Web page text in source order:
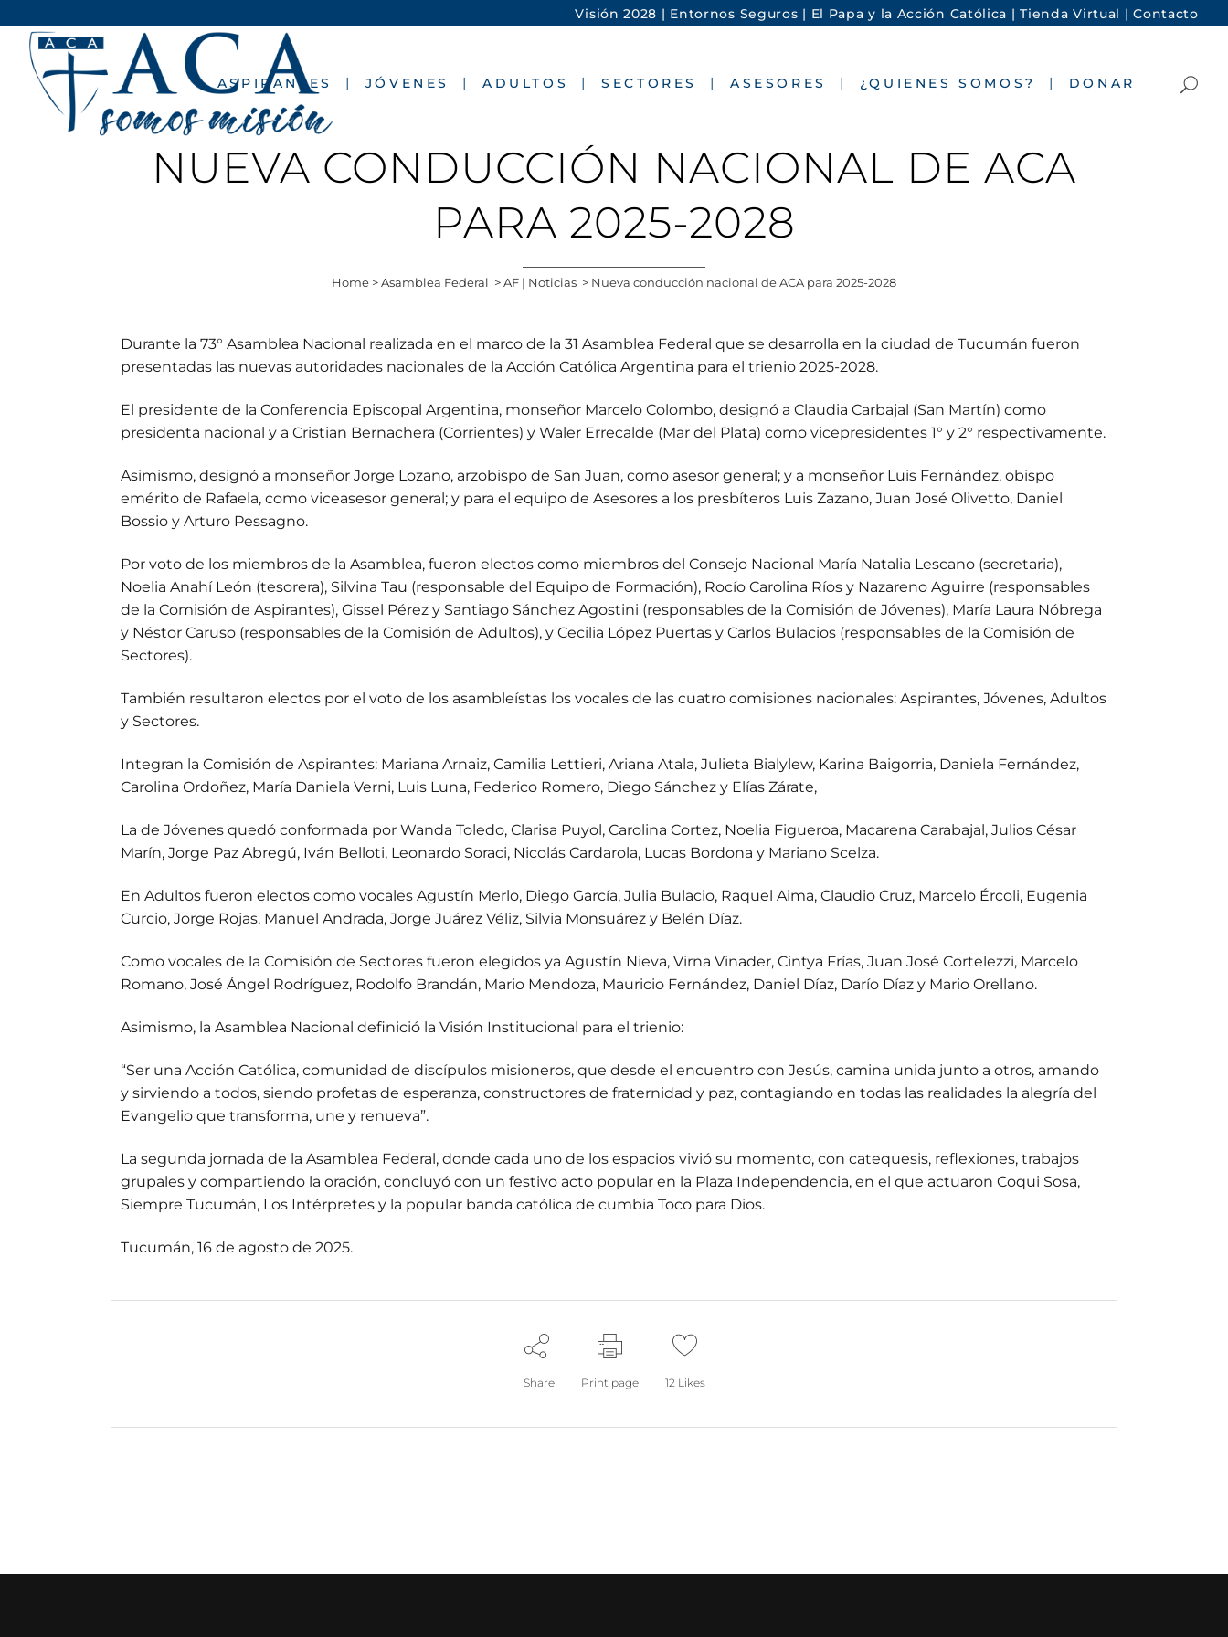
Visión 2028 | Entornos Seguros | El Papa y la Acción Católica |Tienda Virtual |Contacto
ASPIRANTES JÓVENES ADULTOS SECTORES ASESORES ¿QUIENES SOMOS? DONAR
NUEVA CONDUCCIÓN NACIONAL DE ACA
PARA 2025-2028
Home >Asamblea Federal >AF | Noticias > Nueva conducción nacional de ACA para 2025-2028
Durante la 73° Asamblea Nacional realizada en el marco de la 31 Asamblea Federal que se desarrolla en la ciudad de Tucumán fueron
presentadas las nuevas autoridades nacionales de la Acción Católica Argentina para el trienio 2025-2028.
El presidente de la Conferencia Episcopal Argentina, monseñor Marcelo Colombo, designó a Claudia Carbajal (San Martín) como
presidenta nacional y a Cristian Bernachera (Corrientes) y Waler Errecalde (Mar del Plata) como vicepresidentes 1° y 2° respectivamente.
Asimismo, designó a monseñor Jorge Lozano, arzobispo de San Juan, como asesor general; y a monseñor Luis Fernández, obispo
emérito de Rafaela, como viceasesor general; y para el equipo de Asesores a los presbíteros Luis Zazano, Juan José Olivetto, Daniel
Bossio y Arturo Pessagno.
Por voto de los miembros de la Asamblea, fueron electos como miembros del Consejo Nacional María Natalia Lescano (secretaria),
Noelia Anahí León (tesorera), Silvina Tau (responsable del Equipo de Formación), Rocío Carolina Ríos y Nazareno Aguirre (responsables
de la Comisión de Aspirantes), Gissel Pérez y Santiago Sánchez Agostini (responsables de la Comisión de Jóvenes), María Laura Nóbrega
y Néstor Caruso (responsables de la Comisión de Adultos), y Cecilia López Puertas y Carlos Bulacios (responsables de la Comisión de
Sectores).
También resultaron electos por el voto de los asambleístas los vocales de las cuatro comisiones nacionales: Aspirantes, Jóvenes, Adultos
y Sectores.
Integran la Comisión de Aspirantes: Mariana Arnaiz, Camilia Lettieri, Ariana Atala, Julieta Bialylew, Karina Baigorria, Daniela Fernández,
Carolina Ordoñez, María Daniela Verni, Luis Luna, Federico Romero, Diego Sánchez y Elías Zárate,
La de Jóvenes quedó conformada por Wanda Toledo, Clarisa Puyol, Carolina Cortez, Noelia Figueroa, Macarena Carabajal, Julios César
Marín, Jorge Paz Abregú, Iván Belloti, Leonardo Soraci, Nicolás Cardarola, Lucas Bordona y Mariano Scelza.
En Adultos fueron electos como vocales Agustín Merlo, Diego García, Julia Bulacio, Raquel Aima, Claudio Cruz, Marcelo Ércoli, Eugenia
Curcio, Jorge Rojas, Manuel Andrada, Jorge Juárez Véliz, Silvia Monsuárez y Belén Díaz.
Como vocales de la Comisión de Sectores fueron elegidos ya Agustín Nieva, Virna Vinader, Cintya Frías, Juan José Cortelezzi, Marcelo
Romano, José Ángel Rodríguez, Rodolfo Brandán, Mario Mendoza, Mauricio Fernández, Daniel Díaz, Darío Díaz y Mario Orellano.
Asimismo, la Asamblea Nacional definició la Visión Institucional para el trienio:
“Ser una Acción Católica, comunidad de discípulos misioneros, que desde el encuentro con Jesús, camina unida junto a otros, amando
y sirviendo a todos, siendo profetas de esperanza, constructores de fraternidad y paz, contagiando en todas las realidades la alegría del
Evangelio que transforma, une y renueva”.
La segunda jornada de la Asamblea Federal, donde cada uno de los espacios vivió su momento, con catequesis, reflexiones, trabajos
grupales y compartiendo la oración, concluyó con un festivo acto popular en la Plaza Independencia, en el que actuaron Coqui Sosa,
Siempre Tucumán, Los Intérpretes y la popular banda católica de cumbia Toco para Dios.
Tucumán, 16 de agosto de 2025.
Share Print page 12Likes